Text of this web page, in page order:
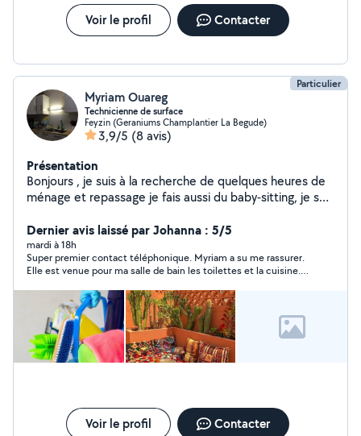
Voir le profil Contacter
Particulier
Myriam Ouareg
Technicienne de surface
Feyzin (Geraniums Champlantier La Begude)
3,9/5 (8 avis)
Présentation
Bonjours , je suis à la recherche de quelques heures de
ménage et repassage je fais aussi du baby-sitting, je suis
Dernier avis laissé par Johanna : 5/5
mardi à 18h
Super premier contact téléphonique. Myriam a su me rassurer.
Elle est venue pour ma salle de bain les toilettes et la cuisine.
discussion Encore merci et à bientôt
Voir le profil Contacter